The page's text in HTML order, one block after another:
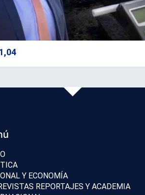
Y ECONOMÍA
REPORTAJES Y ACADEMIA